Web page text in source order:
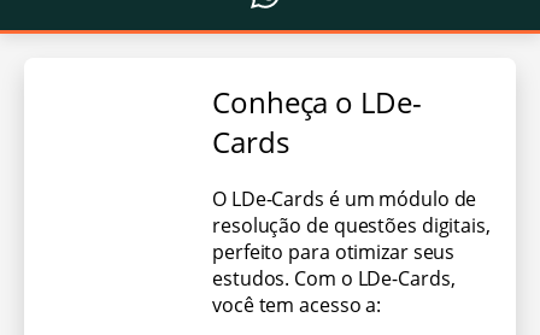
Conheça o LDe-
Cards
O LDe-Cards é um módulo de
resolução de questões digitais,
perfeito para otimizar seus
estudos. Com o LDe-Cards,
você tem acesso a: